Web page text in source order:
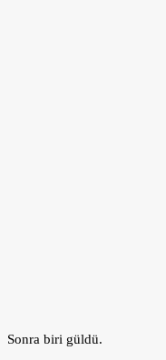
Sonra biri güldü.